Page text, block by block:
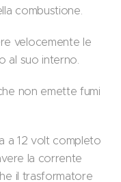
combustione.
velocemente le
al suo interno.
non emette fumi
a 12 volt completo
la corrente
il trasformatore